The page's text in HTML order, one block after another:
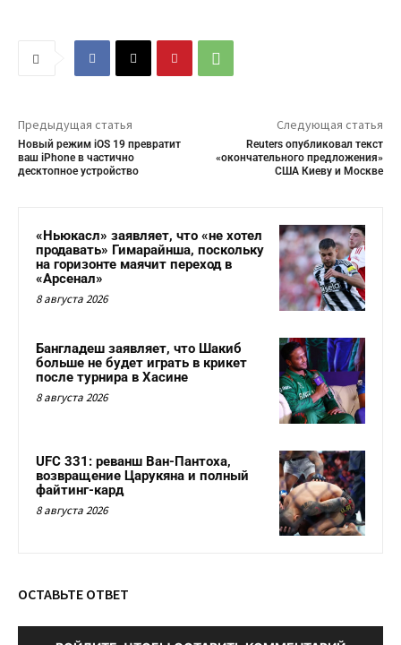
Предыдущая статья
Новый режим iOS 19 превратит
ваш iPhone в частично
десктопное устройство
Следующая статья
Reuters опубликовал текст
«окончательного предложения»
США Киеву и Москве
«Ньюкасл» заявляет, что «не хотел
продавать» Гимарайнша, поскольку
на горизонте маячит переход в
«Арсенал»
8 августа 2026
Бангладеш заявляет, что Шакиб
больше не будет играть в крикет
после турнира в Хасине
8 августа 2026
UFC 331: реванш Ван-Пантоха,
возвращение Царукяна и полный
файтинг-кард
8 августа 2026
ОСТАВЬТЕ ОТВЕТ